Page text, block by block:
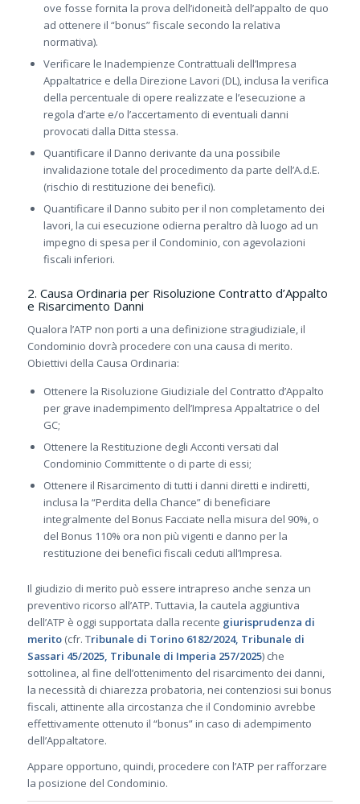
ove fosse fornita la prova dell’idoneità dell’appalto de quo
ad ottenere il “bonus” fiscale secondo la relativa
normativa).
Verificare le Inadempienze Contrattuali dell’Impresa
Appaltatrice e della Direzione Lavori (DL), inclusa la verifica
della percentuale di opere realizzate e l’esecuzione a
regola d’arte e/o l’accertamento di eventuali danni
provocati dalla Ditta stessa.
Quantificare il Danno derivante da una possibile
invalidazione totale del procedimento da parte dell’A.d.E.
(rischio di restituzione dei benefici).
Quantificare il Danno subito per il non completamento dei
lavori, la cui esecuzione odierna peraltro dà luogo ad un
impegno di spesa per il Condominio, con agevolazioni
fiscali inferiori.
2. Causa Ordinaria per Risoluzione Contratto d’Appalto
e Risarcimento Danni
Qualora l’ATP non porti a una definizione stragiudiziale, il
Condominio dovrà procedere con una causa di merito.
Obiettivi della Causa Ordinaria:
Ottenere la Risoluzione Giudiziale del Contratto d’Appalto
per grave inadempimento dell’Impresa Appaltatrice o del
GC;
Ottenere la Restituzione degli Acconti versati dal
Condominio Committente o di parte di essi;
Ottenere il Risarcimento di tutti i danni diretti e indiretti,
inclusa la “Perdita della Chance” di beneficiare
integralmente del Bonus Facciate nella misura del 90%, o
del Bonus 110% ora non più vigenti e danno per la
restituzione dei benefici fiscali ceduti all’Impresa.
Il giudizio di merito può essere intrapreso anche senza un
preventivo ricorso all’ATP. Tuttavia, la cautela aggiuntiva
dell’ATP è oggi supportata dalla recente giurisprudenza di
merito(cfr. Tribunale di Torino 6182/2024, Tribunale di
Sassari 45/2025, Tribunale di Imperia 257/2025) che
sottolinea, al fine dell’ottenimento del risarcimento dei danni,
la necessità di chiarezza probatoria, nei contenziosi sui bonus
fiscali, attinente alla circostanza che il Condominio avrebbe
effettivamente ottenuto il “bonus” in caso di adempimento
dell’Appaltatore.
Appare opportuno, quindi, procedere con l’ATP per rafforzare
la posizione del Condominio.